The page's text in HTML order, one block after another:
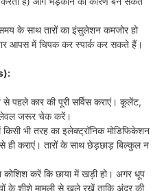
के साथ तारों का इंसुलेशन कमजोर हो
आपस में चिपक कर स्पार्क कर सकते हैं।
से पहले कार की पूरी सर्विस कराएं। कूलेंट,
जरूर चेक करें।
किसी भी तरह का इलेक्ट्रॉनिक मोडिफिकेशन
ही कराएं। तारों के साथ छेड़छाड़ बिल्कुल न
कोशिश करें कि छाया में खड़ी हो। अगर धूप
के शीशे मामूली से खुले रखें ताकि अंदर की